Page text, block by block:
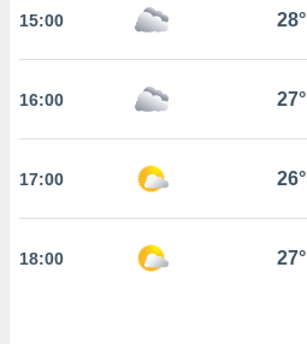
todas
ya sean
nos
en
perfil
y
15:00 28°
16:00 27°
17:00 26°
18:00 27°